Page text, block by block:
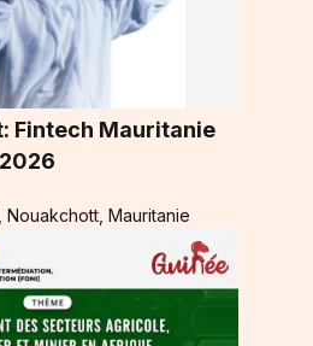
Fintech Mauritanie
Nouakchott, Mauritanie